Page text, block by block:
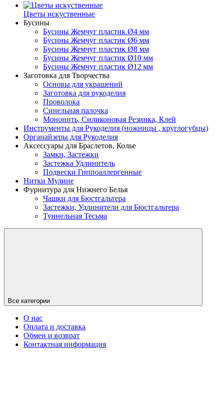
Цветы искуственные
Бусины
Бусины Жемчуг пластик Ø4 мм
Бусины Жемчуг пластик Ø6 мм
Бусины Жемчуг пластик Ø8 мм
Бусины Жемчуг пластик Ø10 мм
Бусины Жемчуг пластик Ø12 мм
Заготовка для Творчества
Основы для украшений
Заготовка для рукоделия
Проволока
Синельная палочка
Мононить, Силиконовая Резинка, Клей
Инструменты для Рукоделия (ножницы , круглогубцы)
Органайзеры для Рукоделия
Аксессуары для Браслетов, Колье
Замки, Застежки
Застежка Удлинитель
Подвески Гиппоаллергенные
Нитки Мулине
Фурнитура для Нижнего Белья
Чашки для Бюстгальтера
Застежки, Удлинители для Бюстгальтера
Туннельная Тесьма
Все категории
О нас
Оплата и доставка
Обмен и возврат
Контактная информация